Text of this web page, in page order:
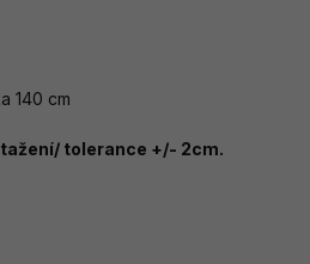
140 cm
tolerance +/- 2cm.